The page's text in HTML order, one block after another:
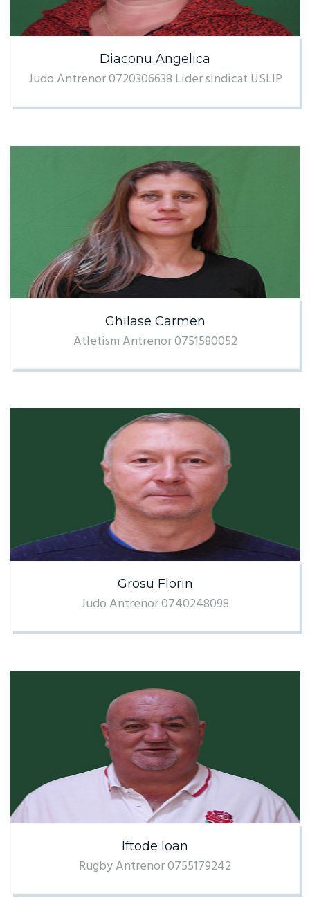
Diaconu Angelica
Judo Antrenor 0720306638 Lider sindicat USLIP
Ghilase Carmen
Atletism Antrenor 0751580052
Grosu Florin
Judo Antrenor 0740248098
Iftode Ioan
Rugby Antrenor 0755179242